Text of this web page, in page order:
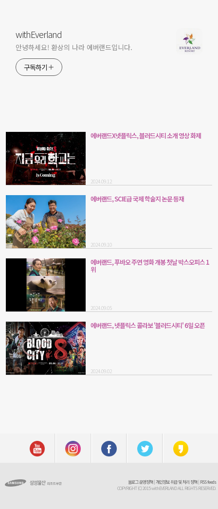
withEverland
안녕하세요! 환상의 나라 에버랜드입니다.
구독하기
에버랜드X넷플릭스, 블러드시티 소개 영상 화제
2024.09.12
에버랜드, SCIE급 국제 학술지 논문 등재
2024.09.10
에버랜드, 푸바오 주연 영화 개봉 첫날 박스오피스 1
위
2024.09.05
에버랜드, 넷플릭스 콜라보 '블러드시티' 6일 오픈
2024.09.02
블로그 운영정책| 개인정보 취급 및 처리 정책| RSS feeds
COPYRIGHT (C) 2015 withEVERLAND ALL RIGHTS RESERVED.